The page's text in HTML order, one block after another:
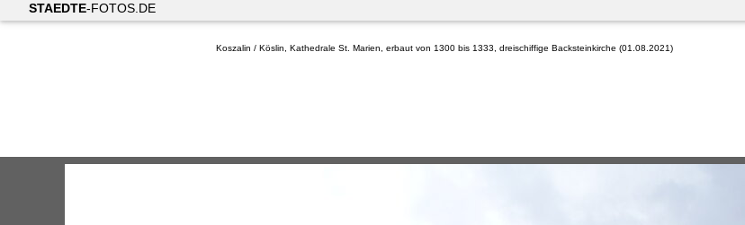
STAEDTE-FOTOS.DE
Koszalin / Köslin, Kathedrale St. Marien, erbaut von 1300 bis 1333, dreischiffige Backsteinkirche (01.08.2021)